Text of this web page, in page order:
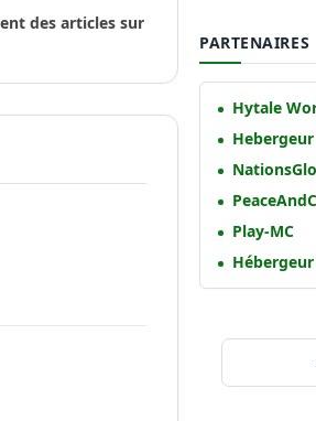
des articles sur
PARTENAIRES
Hytale
Play-MC
Hébergeur